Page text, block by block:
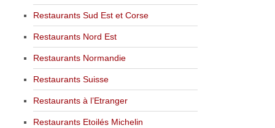
Restaurants Sud Est et Corse
Restaurants Nord Est
Restaurants Normandie
Restaurants Suisse
Restaurants à l’Etranger
Restaurants Etoilés Michelin